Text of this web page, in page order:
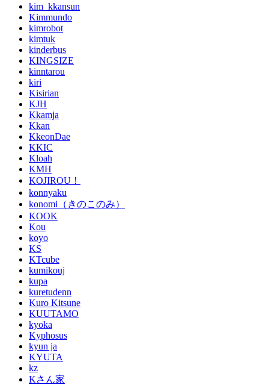
kim_kkansun
Kimmundo
kimrobot
kimtuk
kinderbus
KINGSIZE
kinntarou
kiri
Kisirian
KJH
Kkamja
Kkan
KkeonDae
KKIC
Kloah
KMH
KOJIROU！
konnyaku
konomi（きのこのみ）
KOOK
Kou
koyo
KS
KTcube
kumikouj
kupa
kuretudenn
Kuro Kitsune
KUUTAMO
kyoka
Kyphosus
kyun ja
KYUTA
kz
Kさん家